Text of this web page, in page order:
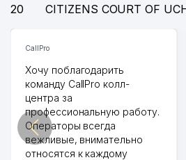
20
CITIZENS COURT OF
CallPro
Хочу поблагодарить
команду CallPro колл-
центра за
профессиональную работу.
Операторы всегда
вежливые, внимательно
относятся к каждому